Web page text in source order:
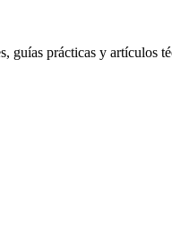
guías prácticas y artículos